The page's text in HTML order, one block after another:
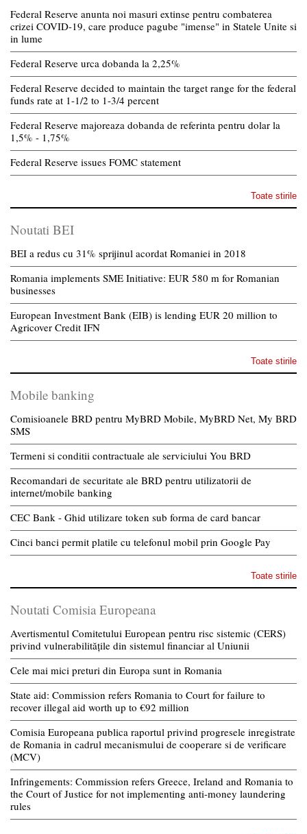
Federal Reserve anunta noi masuri extinse pentru combaterea
crizei COVID-19, care produce pagube "imense" in Statele Unite si
in lume
Federal Reserve urca dobanda la 2,25%
Federal Reserve decided to maintain the target range for the federal
funds rate at 1-1/2 to 1-3/4 percent
Federal Reserve majoreaza dobanda de referinta pentru dolar la
1,5% - 1,75%
Federal Reserve issues FOMC statement
Toate stirile
Noutati BEI
BEI a redus cu 31% sprijinul acordat Romaniei in 2018
Romania implements SME Initiative: EUR 580 m for Romanian
businesses
European Investment Bank (EIB) is lending EUR 20 million to
Agricover Credit IFN
Toate stirile
Mobile banking
Comisioanele BRD pentru MyBRD Mobile, MyBRD Net, My BRD
SMS
Termeni si conditii contractuale ale serviciului You BRD
Recomandari de securitate ale BRD pentru utilizatorii de
internet/mobile banking
CEC Bank - Ghid utilizare token sub forma de card bancar
Cinci banci permit platile cu telefonul mobil prin Google Pay
Toate stirile
Noutati Comisia Europeana
Avertismentul Comitetului European pentru risc sistemic (CERS)
privind vulnerabilitățile din sistemul financiar al Uniunii
Cele mai mici preturi din Europa sunt in Romania
State aid: Commission refers Romania to Court for failure to
recover illegal aid worth up to €92 million
Comisia Europeana publica raportul privind progresele inregistrate
de Romania in cadrul mecanismului de cooperare si de verificare
(MCV)
Infringements: Commission refers Greece, Ireland and Romania to
the Court of Justice for not implementing anti-money laundering
rules